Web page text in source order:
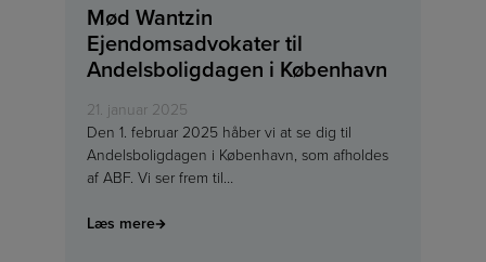
Mød Wantzin
Ejendomsadvokater til
Andelsboligdagen i København
21. januar 2025
Den 1. februar 2025 håber vi at se dig til
Andelsboligdagen i København, som afholdes
af ABF. Vi ser frem til…
Læs mere